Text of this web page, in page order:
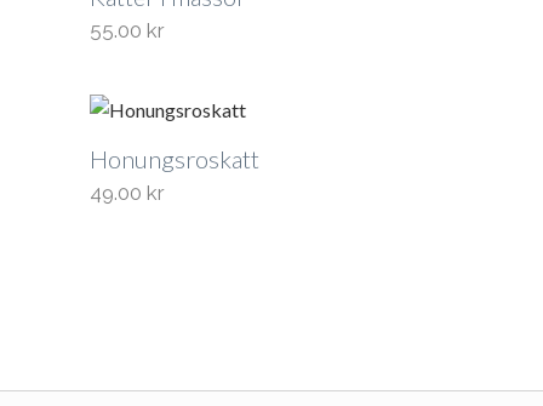
55.00 kr
Honungsroskatt
49.00 kr